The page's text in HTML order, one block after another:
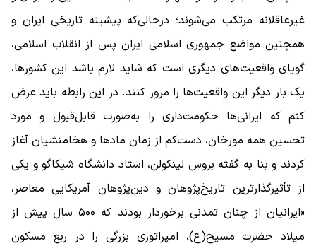
غیرعاقلانه مرتکب می‌شوند؛ در‌حالی‌که پیشینه‌ تاریخی ایران و
همچنین مواضع جمهوری اسلامی ایران پس از انقلاب اسلامی،
گویای واقعیت‌های دیگری است که شاید لازم باشد این کشور‌ها،
یک بار دیگر این واقعیت‌ها را مرور کنند. در این رابطه باید عرض
کنم که ایرانی‌ها حکومت‌داری را به‌صورت قابل‌قبول و مورد
تحسین همه مورخان، دست‌کم از زمان ماد‌ها و هخامنشیان آغاز
کردند و بنا به گفته بروس لینکولن، استاد دانشگاه شیکاگو و یکی
از تأثیرگذارترین تاریخ‌پژوهان و دین‌پژوهان آمریکایی معاصر،
«ایرانیان از چنان تمدنی برخوردار بودند که ۵۰۰ سال پیش از
میلاد حضرت مسیح(ع)، امپراتوری بزرگی را در ربع مسکون